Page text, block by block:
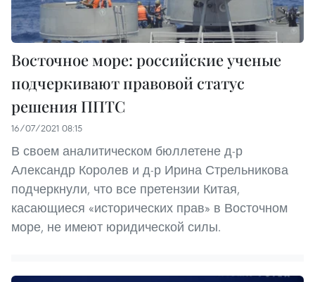
Восточное море: российские ученые
подчеркивают правовой статус
решения ППТС
16/07/2021 08:15
В своем аналитическом бюллетене д-р
Александр Королев и д-р Ирина Стрельникова
подчеркнули, что все претензии Китая,
касающиеся «исторических прав» в Восточном
море, не имеют юридической силы.